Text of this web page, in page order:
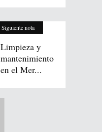
Siguiente nota
Limpieza y
mantenimiento
en el Mer...